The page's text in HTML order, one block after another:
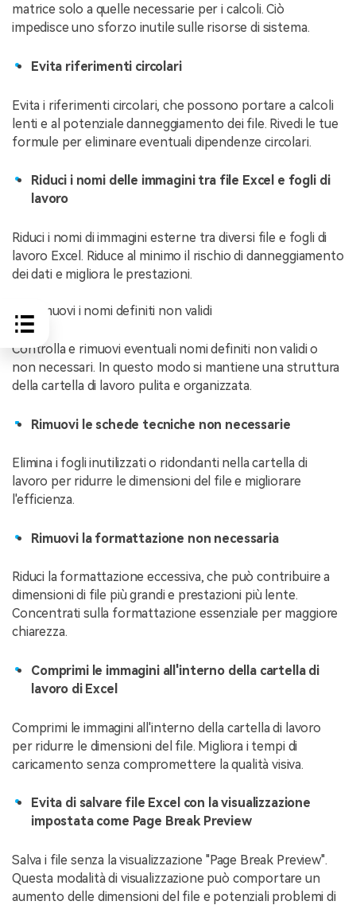
matrice solo a quelle necessarie per i calcoli. Ciò
impedisce uno sforzo inutile sulle risorse di sistema.
Evita riferimenti circolari
Evita i riferimenti circolari, che possono portare a calcoli
lenti e al potenziale danneggiamento dei file. Rivedi le tue
formule per eliminare eventuali dipendenze circolari.
Riduci i nomi delle immagini tra file Excel e fogli di
lavoro
Riduci i nomi di immagini esterne tra diversi file e fogli di
lavoro Excel. Riduce al minimo il rischio di danneggiamento
dei dati e migliora le prestazioni.
Rimuovi i nomi definiti non validi
Controlla e rimuovi eventuali nomi definiti non validi o
non necessari. In questo modo si mantiene una struttura
della cartella di lavoro pulita e organizzata.
Rimuovi le schede tecniche non necessarie
Elimina i fogli inutilizzati o ridondanti nella cartella di
lavoro per ridurre le dimensioni del file e migliorare
l'efficienza.
Rimuovi la formattazione non necessaria
Riduci la formattazione eccessiva, che può contribuire a
dimensioni di file più grandi e prestazioni più lente.
Concentrati sulla formattazione essenziale per maggiore
chiarezza.
Comprimi le immagini all'interno della cartella di
lavoro di Excel
Comprimi le immagini all'interno della cartella di lavoro
per ridurre le dimensioni del file. Migliora i tempi di
caricamento senza compromettere la qualità visiva.
Evita di salvare file Excel con la visualizzazione
impostata come Page Break Preview
Salva i file senza la visualizzazione "Page Break Preview".
Questa modalità di visualizzazione può comportare un
aumento delle dimensioni del file e potenziali problemi di